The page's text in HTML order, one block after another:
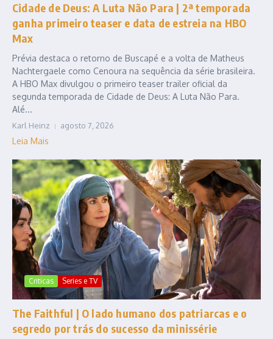
Cidade de Deus: A Luta Não Para | 2ª temporada
ganha primeiro teaser e data de estreia na HBO
Max
Prévia destaca o retorno de Buscapé e a volta de Matheus
Nachtergaele como Cenoura na sequência da série brasileira.
A HBO Max divulgou o primeiro teaser trailer oficial da
segunda temporada de Cidade de Deus: A Luta Não Para.
Alé...
Karl Heinz agosto 7, 2026
Leia Mais
Criticas Series e TV
The Faithful | O lado humano dos patriarcas e o
segredo por trás do sucesso da minissérie